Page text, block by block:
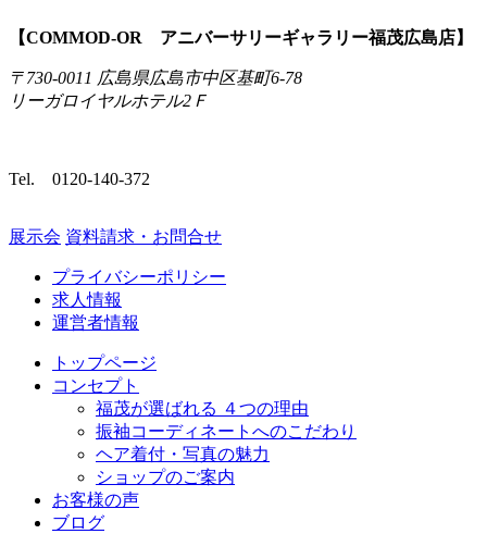
【COMMOD‐OR アニバーサリーギャラリー福茂広島店】
〒730-0011 広島県広島市中区基町6-78
リーガロイヤルホテル2Ｆ
Tel. 0120-140-372
展示会 資料請求・お問合せ
プライバシーポリシー
求人情報
運営者情報
トップページ
コンセプト
福茂が選ばれる ４つの理由
振袖コーディネートへのこだわり
ヘア着付・写真の魅力
ショップのご案内
お客様の声
ブログ